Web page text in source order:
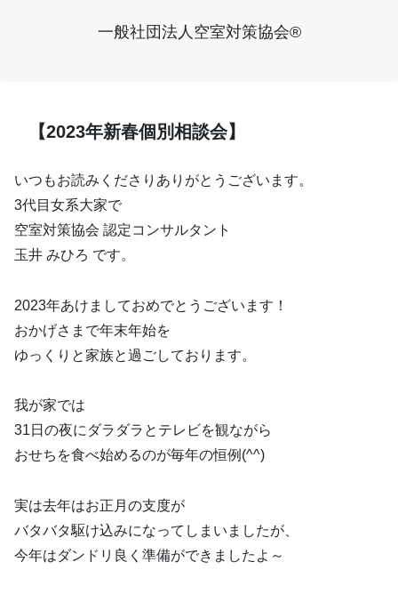
一般社団法人空室対策協会®︎
【2023年新春個別相談会】
いつもお読みくださりありがとうございます。
3代目女系大家で
空室対策協会 認定コンサルタント
玉井 みひろ です。
2023年あけましておめでとうございます！
おかげさまで年末年始を
ゆっくりと家族と過ごしております。
我が家では
31日の夜にダラダラとテレビを観ながら
おせちを食べ始めるのが毎年の恒例(^^)
実は去年はお正月の支度が
バタバタ駆け込みになってしまいましたが、
今年はダンドリ良く準備ができましたよ～